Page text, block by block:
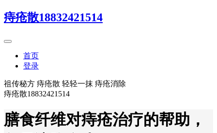
痔疮散18832421514
首页
登录
祖传秘方 痔疮散 轻轻一抹 痔疮消除
痔疮散18832421514
膳食纤维对痔疮治疗的帮助，